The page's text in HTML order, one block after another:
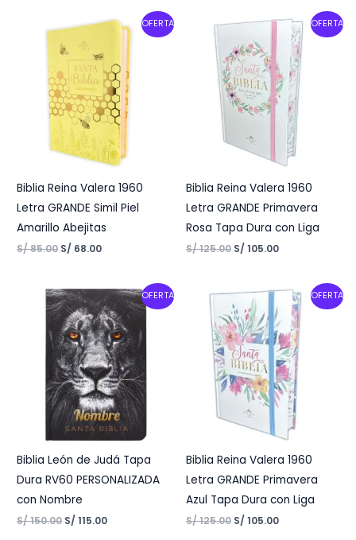
OFERTA
Biblia Reina Valera 1960
Letra GRANDE Simil Piel
Amarillo Abejitas
S/85.00
Original
price
was:
S/ 85.00.
S/ 68.00
Current
price
S/ 68.00.
OFERTA
Biblia Reina Valera 1960
Letra GRANDE Primavera
Rosa Tapa Dura con Liga
S/125.00
Original
was:
S/ 125.00.
S/ 105.00
Current
price
S/ 105.00.
OFERTA
Biblia León de Judá Tapa
Dura RV60 PERSONALIZADA
con Nombre
S/150.00
Original
price
was:
S/ 150.00.
S/ 115.00
Current
price
is:
S/ 115.00.
OFERTA
Biblia Reina Valera 1960
Letra GRANDE Primavera
Azul Tapa Dura con Liga
S/125.00
Original
price
was:
S/ 125.00.
S/ 105.00
Current
price
is:
S/ 105.00.